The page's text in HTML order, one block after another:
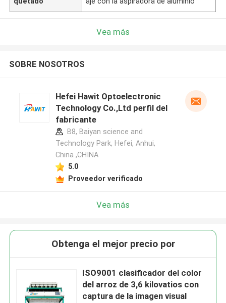
Vea más
SOBRE NOSOTROS
Hefei Hawit Optoelectronic
Technology Co.,Ltd perfil del
fabricante
B8, Baiyan science and
Technology Park, Hefei, Anhui,
China ,CHINA
5.0
Proveedor verificado
Vea más
Obtenga el mejor precio por
ISO9001 clasificador del color
del arroz de 3,6 kilovatios con
captura de la imagen visual